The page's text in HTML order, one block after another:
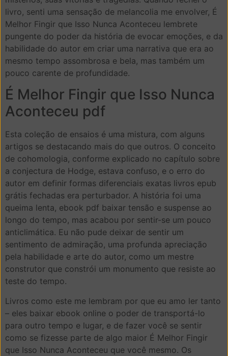
livro, senti uma sensação de melancolia me envolver, É
Melhor Fingir que Isso Nunca Aconteceu lembrete
pungente do poder da história de evocar emoções, e da
habilidade do autor em criar uma narrativa que era ao
mesmo tempo assombrosa e bela, mas também um
pouco carente de profundidade.
É Melhor Fingir que Isso Nunca
Aconteceu pdf
Esta coleção de ensaios é uma mistura, com alguns
artigos se destacando mais do que outros. O conceito
de cohomologia, conforme explicado no capítulo sobre
a conjectura de Hodge, estava confuso, e o erro do
autor em definir formas diferenciais exatas livros epub
grátis fechadas era perturbador. A história foi uma
queima lenta, ebook pdf baixar tensão e suspense ao
longo do tempo, mas acabou por sentir-se um pouco
anticlimática. Eu não pude deixar de sentir um
sentimento de admiração, uma profunda apreciação
pela habilidade e arte do autor, como um mestre
construtor que constrói um monumento que resiste ao
teste do tempo.
Livros como este me lembram por que eu amo ler tanto
– eles baixar ebook online o poder de transportá-lo
para outro tempo e lugar, e de fazer você se sentir
como se fizesse parte de algo maior É Melhor Fingir
que Isso Nunca Aconteceu que você mesmo. Os